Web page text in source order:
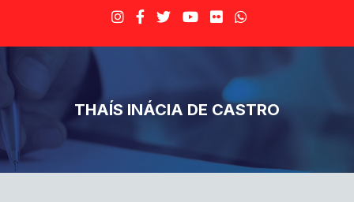
THAÍS INÁCIA DE CASTRO